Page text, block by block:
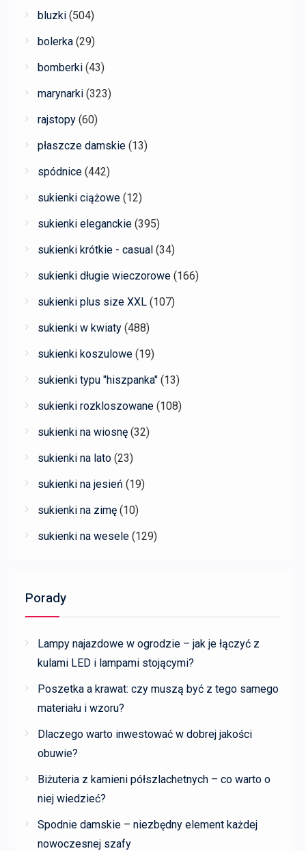
bluzki (504)
bolerka (29)
bomberki (43)
marynarki (323)
rajstopy (60)
płaszcze damskie (13)
spódnice (442)
sukienki ciążowe (12)
sukienki eleganckie (395)
sukienki krótkie - casual (34)
sukienki długie wieczorowe (166)
sukienki plus size XXL (107)
sukienki w kwiaty (488)
sukienki koszulowe (19)
sukienki typu "hiszpanka" (13)
sukienki rozkloszowane (108)
sukienki na wiosnę (32)
sukienki na lato (23)
sukienki na jesień (19)
sukienki na zimę (10)
sukienki na wesele (129)
Porady
Lampy najazdowe w ogrodzie – jak je łączyć z
kulami LED i lampami stojącymi?
Poszetka a krawat: czy muszą być z tego samego
materiału i wzoru?
Dlaczego warto inwestować w dobrej jakości
obuwie?
Biżuteria z kamieni półszlachetnych – co warto o
niej wiedzieć?
Spodnie damskie – niezbędny element każdej
nowoczesnej szafy